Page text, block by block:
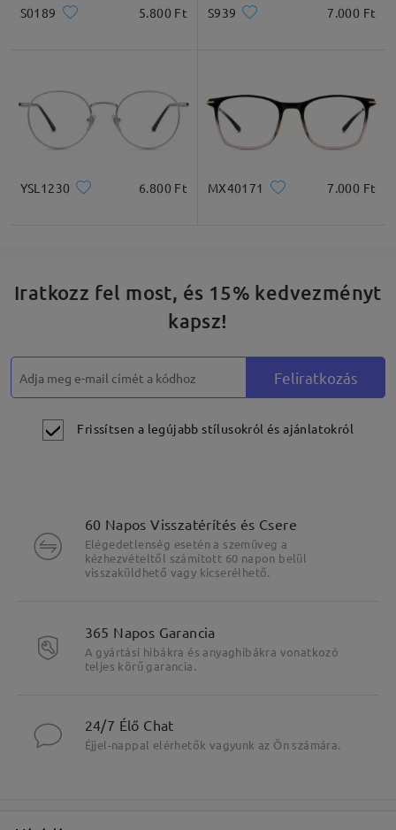
Termékleírás
S0189 5.800 Ft S939 7.000 Ft
YSL1230 6.800 Ft MX40171 7.000 Ft
Iratkozz fel most, és 15% kedvezményt
kapsz!
Feliratkozás
Frissítsen a legújabb stílusokról és ajánlatokról
60 Napos Visszatérítés és Csere
Elégedetlenség esetén a szemüveg a
kézhezvételtől számított 60 napon belül
visszaküldhető vagy kicserélhető.
365 Napos Garancia
A gyártási hibákra és anyaghibákra vonatkozó
teljes körű garancia.
24/7 Élő Chat
Éjjel-nappal elérhetők vagyunk az Ön számára.